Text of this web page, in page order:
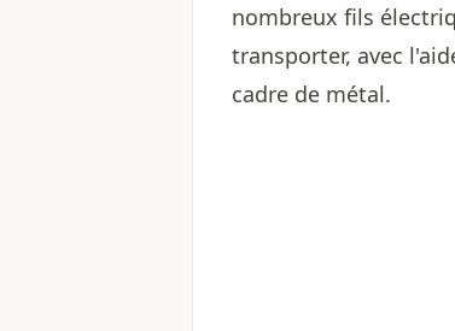
nombreux fils
transporter, avec
cadre de métal.